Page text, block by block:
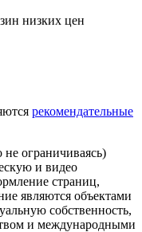
низких цен
рекомендательные
ограничиваясь)
и видео
страниц,
являются объектами
собственность,
и международными